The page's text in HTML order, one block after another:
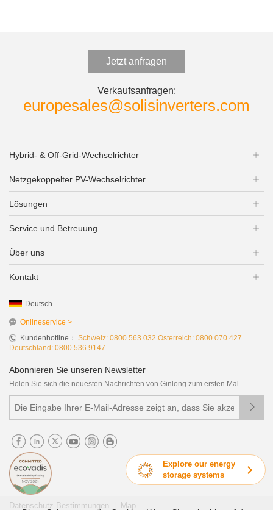
Explore our energy
storage systems
Jetzt anfragen
Verkaufsanfragen:
europesales@solisinverters.com
Hybrid- & Off-Grid-Wechselrichter
Netzgekoppelter PV-Wechselrichter
Lösungen
Service und Betreuung
Über uns
Kontakt
Deutsch
Onlineservice >
Kundenhotline： Schweiz: 0800 563 032 Österreich: 0800 070 427
Deutschland: 0800 536 9147
Abonnieren Sie unseren Newsletter
Holen Sie sich die neuesten Nachrichten von Ginlong zum ersten Mal

Datenschutz-Bestimmungen | Map